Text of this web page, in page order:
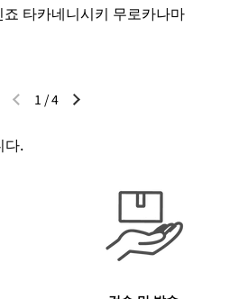
타카네니시키 무로카나마
이전 슬라이드다음 슬라이드
1 /4
다.